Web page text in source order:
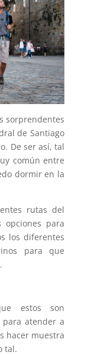
sorprendentes
de Santiago
De ser así, tal
común entre
dormir en la
rutas del
opciones para
los diferentes
para que
estos son
para atender a
hacer muestra
tal.